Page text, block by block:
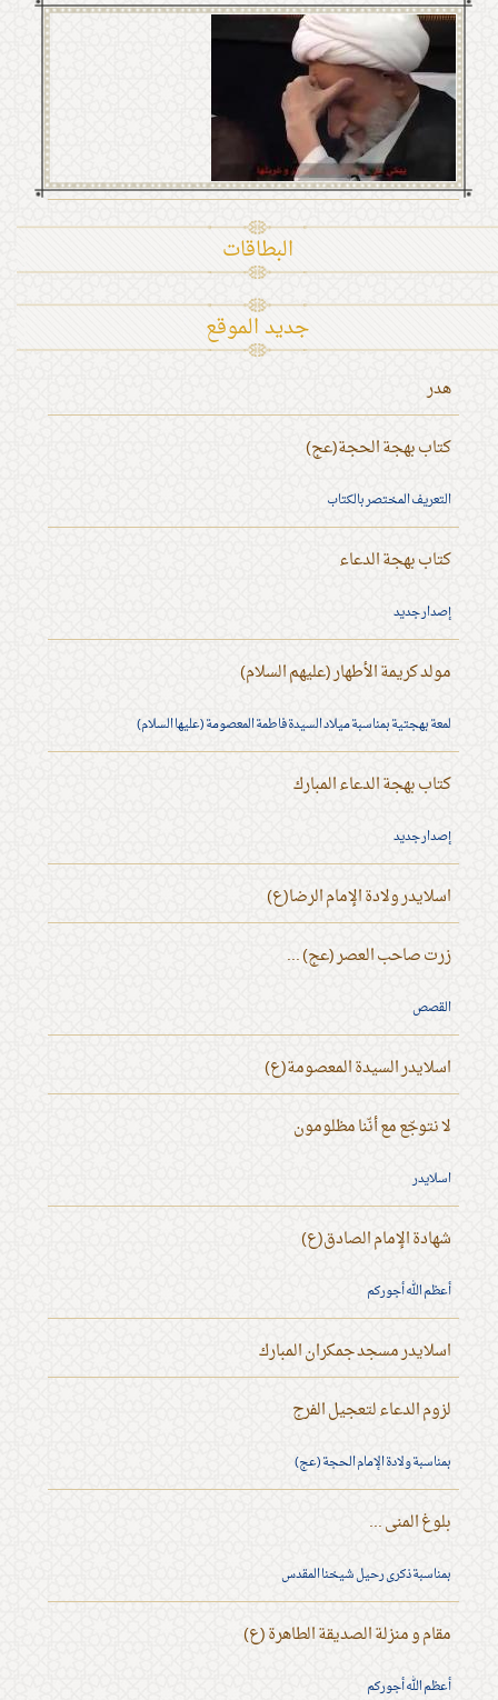
البطاقات
جديد الموقع
هدر
كتاب بهجة الحجة(عج)
التعريف المختصر بالكتاب
كتاب بهجة الدعاء
إصدار جديد
مولد كريمة الأطهار (عليهم السلام)
لمعة بهجتية بمناسبة ميلاد السيدة فاطمة المعصومة (عليها السلام)
كتاب بهجة الدعاء المبارك
إصدار جديد
اسلايدر ولادة الإمام الرضا(ع)
زرت صاحب العصر (عج) ...
القصص
اسلايدر السيدة المعصومة(ع)
لا نتوجّع مع أنّنا مظلومون
اسلايدر
شهادة الإمام الصادق(ع)
أعظم الله أجوركم
اسلايدر مسجد جمكران المبارك
لزوم الدعاء لتعجيل الفرج
بمناسبة ولادة الإمام الحجة (عج)
بلوغ المنى ...
بمناسبة ذكرى رحيل شيخنا المقدس
مقام و منزلة الصديقة الطاهرة (ع)
أعظم الله أجوركم